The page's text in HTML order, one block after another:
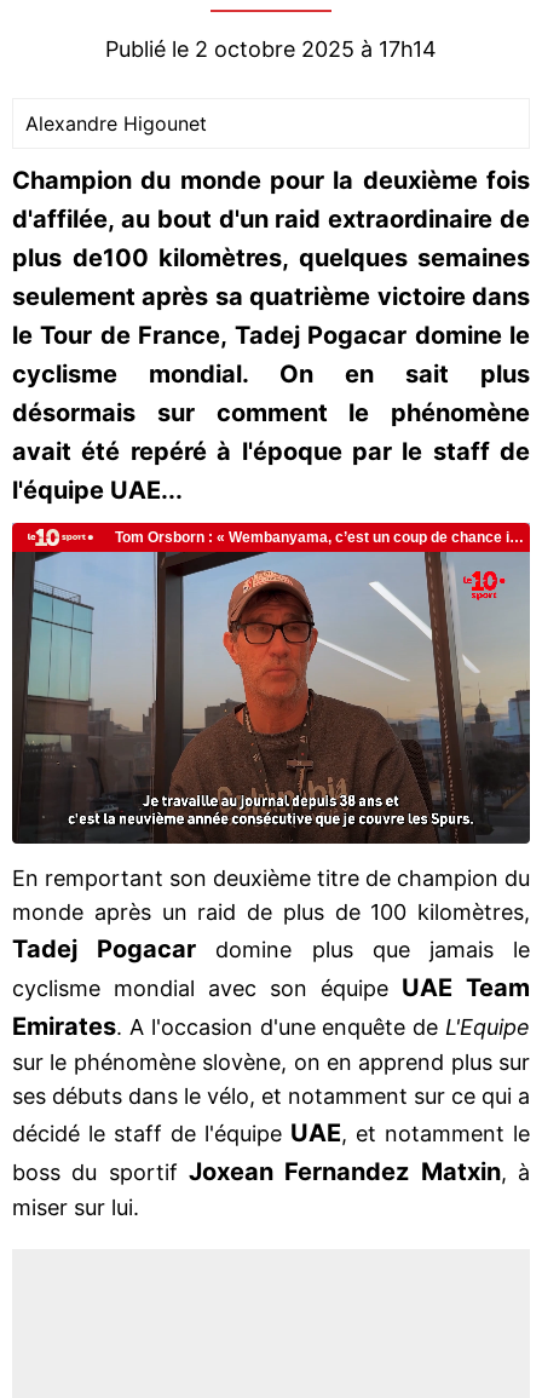
Publié le 2 octobre 2025 à 17h14
Alexandre Higounet
Champion du monde pour la deuxième fois
d'affilée, au bout d'un raid extraordinaire de
plus de100 kilomètres, quelques semaines
seulement après sa quatrième victoire dans
le Tour de France, Tadej Pogacar domine le
cyclisme mondial. On en sait plus
désormais sur comment le phénomène
avait été repéré à l'époque par le staff de
l'équipe UAE...
En remportant son deuxième titre de champion du
monde après un raid de plus de 100 kilomètres,
Tadej Pogacar domine plus que jamais le
cyclisme mondial avec son équipe UAE Team
Emirates. A l'occasion d'une enquête de L'Equipe
sur le phénomène slovène, on en apprend plus sur
ses débuts dans le vélo, et notamment sur ce qui a
décidé le staff de l'équipe UAE, et notamment le
boss du sportif Joxean Fernandez Matxin, à
miser sur lui.